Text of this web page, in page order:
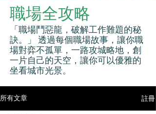
職場全攻略
「職場鬥惡龍，破解工作難題的秘
訣。」 透過每個職場故事，讓你職
場對弈不孤單，一路攻城略地，創
一片自己的天空，讓你可以優雅的
坐看城市光景。
所有文章 註冊